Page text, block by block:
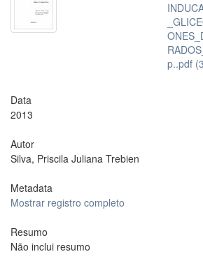
p..pdf
Data
2013
Autor
Silva, Priscila Juliana Trebien
Metadata
Mostrar registro completo
Resumo
Não inclui resumo